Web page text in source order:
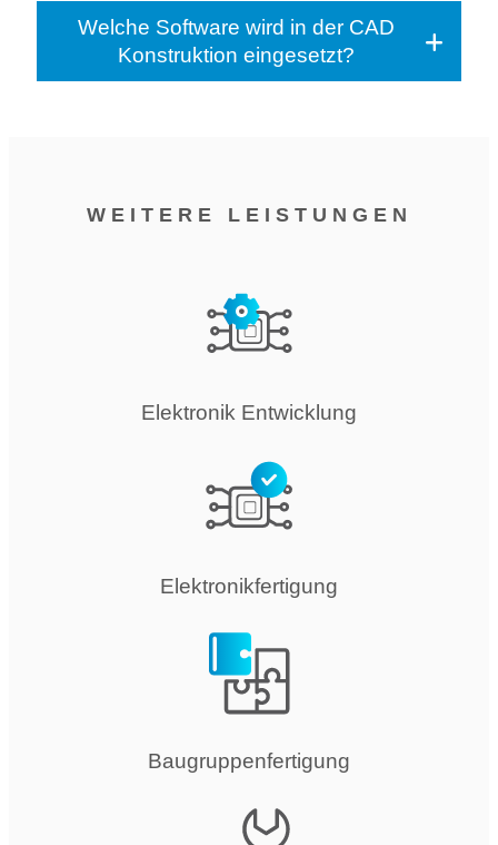
Welche Software wird in der CAD
Konstruktion eingesetzt?
WEITERE LEISTUNGEN
Elektronik Entwicklung
Elektronikfertigung
Baugruppenfertigung